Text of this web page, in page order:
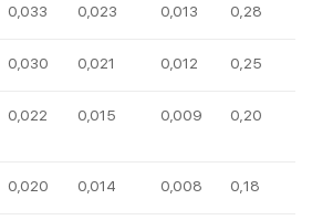
0,033 0,023 0,013 0,28
0,030 0,021 0,012 0,25
0,022 0,015 0,009 0,20
0,020 0,014 0,008 0,18